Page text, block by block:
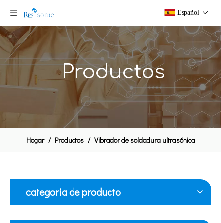
Español
Productos
Hogar / Productos / Vibrador de soldadura ultrasónica
categoria de producto